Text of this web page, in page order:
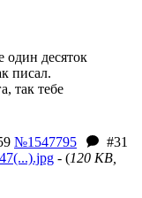
один десяток
писал.
так тебе
№1547795
#31
- (120 KB,